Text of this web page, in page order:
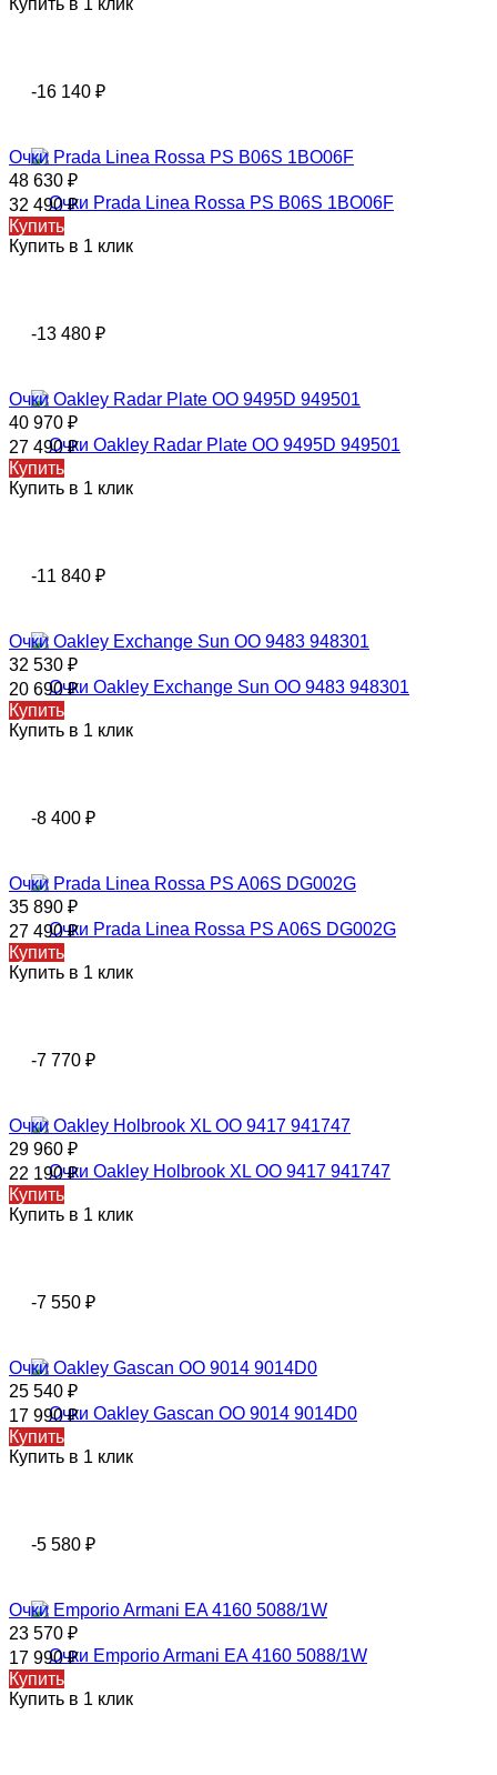
-16 140 ₽
Очки Prada Linea Rossa PS B06S 1BO06F
48 630 ₽
32 490₽
Купить
Купить в 1 клик
-13 480 ₽
Очки Oakley Radar Plate OO 9495D 949501
40 970 ₽
27 490₽
Купить
Купить в 1 клик
-11 840 ₽
Очки Oаklеy Exchange Sun OO 9483 948301
32 530 ₽
20 690₽
Купить
Купить в 1 клик
-8 400 ₽
Очки Prada Linea Rossa PS A06S DG002G
35 890 ₽
27 490₽
Купить
Купить в 1 клик
-7 770 ₽
Очки Oakley Holbrook XL OO 9417 941747
29 960 ₽
22 190₽
Купить
Купить в 1 клик
-7 550 ₽
Очки Oakley Gascan OO 9014 9014D0
25 540 ₽
17 990₽
Купить
Купить в 1 клик
-5 580 ₽
Очки Emporio Armani EA 4160 5088/1W
23 570 ₽
17 990₽
Купить
Купить в 1 клик